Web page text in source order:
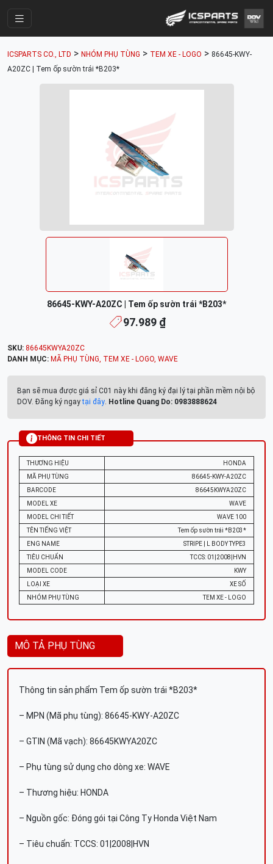
Parts Catalogue
Nhóm Phụ Tùng
Tài khoản
ICSPARTS CO., LTD > NHÓM PHỤ TÙNG > TEM XE - LOGO > 86645-KWY-
A20ZC | Tem ốp sườn trái *B203*
86645-KWY-A20ZC | Tem ốp sườn trái *B203*
97.989 ₫
SKU: 86645KWYA20ZC
DANH MỤC: MÃ PHỤ TÙNG, TEM XE - LOGO, WAVE
Bạn sẽ mua được giá sỉ C01 này khi đăng ký đại lý tại phần mềm nội bộ
DOV. Đăng ký ngaytại đây. Hotline Quang Do: 0983888624
THÔNG TIN CHI TIẾT
THƯƠNG HIỆU
HONDA
MÃ PHỤ TÙNG
86645-KWY-A20ZC
BARCODE
86645KWYA20ZC
MODEL XE
WAVE
MODEL CHI TIẾT
WAVE 100
TÊN TIẾNG VIỆT
Tem ốp sườn trái *B203*
ENG NAME
STRIPE | L BODY TYPE3
TIÊU CHUẨN
TCCS: 01|2008|HVN
MODEL CODE
KWY
LOẠI XE
XE SỐ
NHÓM PHỤ TÙNG
TEM XE - LOGO
MÔ TẢ PHỤ TÙNG
Thông tin sản phẩm Tem ốp sườn trái *B203*
– MPN (Mã phụ tùng): 86645-KWY-A20ZC
– GTIN (Mã vạch): 86645KWYA20ZC
– Phụ tùng sử dụng cho dòng xe: WAVE
– Thương hiệu: HONDA
– Nguồn gốc: Đóng gói tại Công Ty Honda Việt Nam
– Tiêu chuẩn: TCCS: 01|2008|HVN